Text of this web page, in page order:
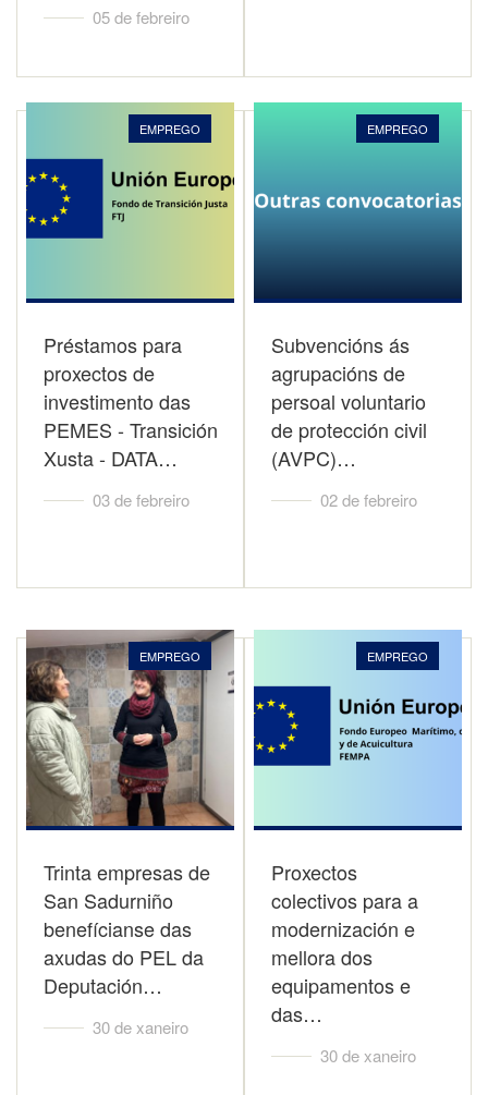
05 de febreiro
EMPREGO
Préstamos para
proxectos de
investimento das
PEMES - Transición
Xusta - DATA…
03 de febreiro
EMPREGO
Subvencións ás
agrupacións de
persoal voluntario
de protección civil
(AVPC)…
02 de febreiro
EMPREGO
Trinta empresas de
San Sadurniño
benefícianse das
axudas do PEL da
Deputación…
30 de xaneiro
EMPREGO
Proxectos
colectivos para a
modernización e
mellora dos
equipamentos e
das…
30 de xaneiro